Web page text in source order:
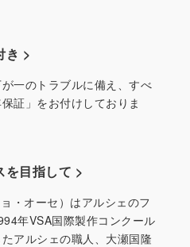
き >
一のトラブルに備え、すべ
証」をお付けしておりま
を目指して >
・オーセ）はアルシェのフ
年VSA国際製作コンクール
アルシェの職人、大瀬国隆